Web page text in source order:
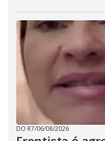
DO R7/06/08/2026